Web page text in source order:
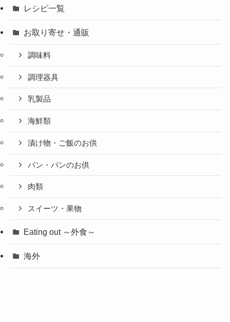
レシピ一覧
お取り寄せ・通販
調味料
調理器具
乳製品
海鮮類
漬け物・ご飯のお供
パン・パンのお供
肉類
スイーツ・果物
Eating out ～外食～
海外